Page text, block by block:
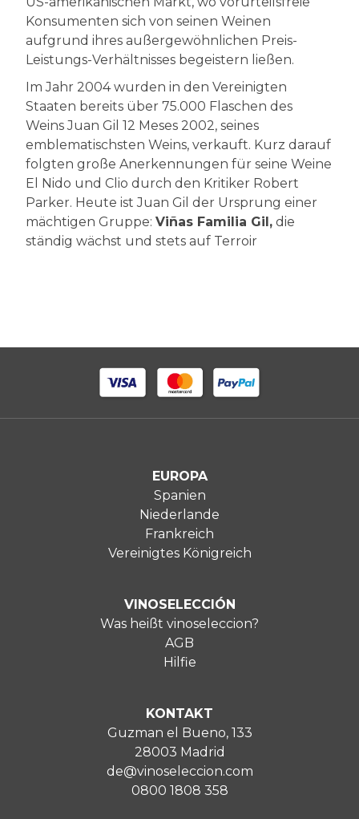
Konsumenten sich von seinen Weinen
aufgrund ihres außergewöhnlichen Preis-
Leistungs-Verhältnisses begeistern ließen.
Im Jahr 2004 wurden in den Vereinigten
Staaten bereits über 75.000 Flaschen des
Weins Juan Gil 12 Meses 2002, seines
emblematischsten Weins, verkauft. Kurz darauf
folgten große Anerkennungen für seine Weine
El Nido und Clio durch den Kritiker Robert
Parker. Heute ist Juan Gil der Ursprung einer
mächtigen Gruppe: Viñas Familia Gil, die
ständig wächst und stets auf Terroir
EUROPA
Spanien
Niederlande
Frankreich
Vereinigtes Königreich
VINOSELECCIÓN
Was heißt vinoseleccion?
AGB
Hilfie
KONTAKT
Guzman el Bueno, 133
28003 Madrid
de@vinoseleccion.com
0800 1808 358